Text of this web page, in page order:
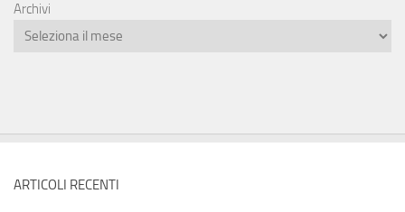
Archivi
ARTICOLI RECENTI